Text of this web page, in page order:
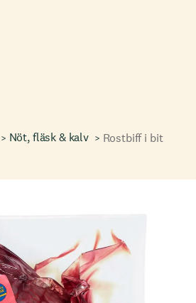
Nöt, fläsk & kalv Rostbiff i bit